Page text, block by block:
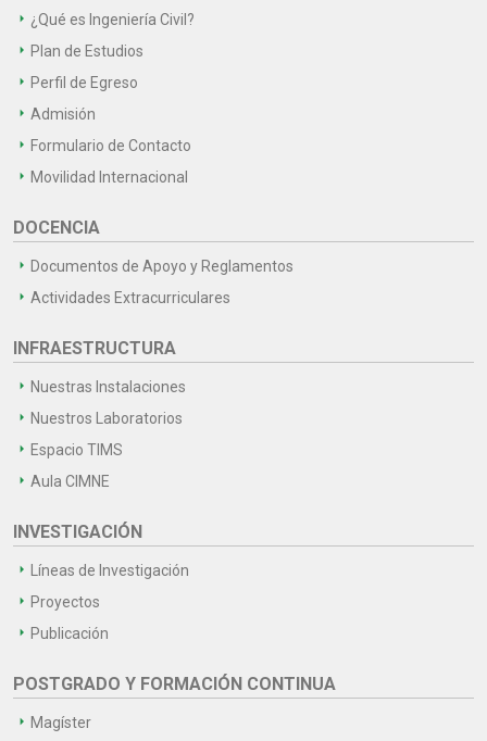
¿Qué es Ingeniería Civil?
Plan de Estudios
Perfil de Egreso
Admisión
Formulario de Contacto
Movilidad Internacional
DOCENCIA
Documentos de Apoyo y Reglamentos
Actividades Extracurriculares
INFRAESTRUCTURA
Nuestras Instalaciones
Nuestros Laboratorios
Espacio TIMS
Aula CIMNE
INVESTIGACIÓN
Líneas de Investigación
Proyectos
Publicación
POSTGRADO Y FORMACIÓN CONTINUA
Magíster